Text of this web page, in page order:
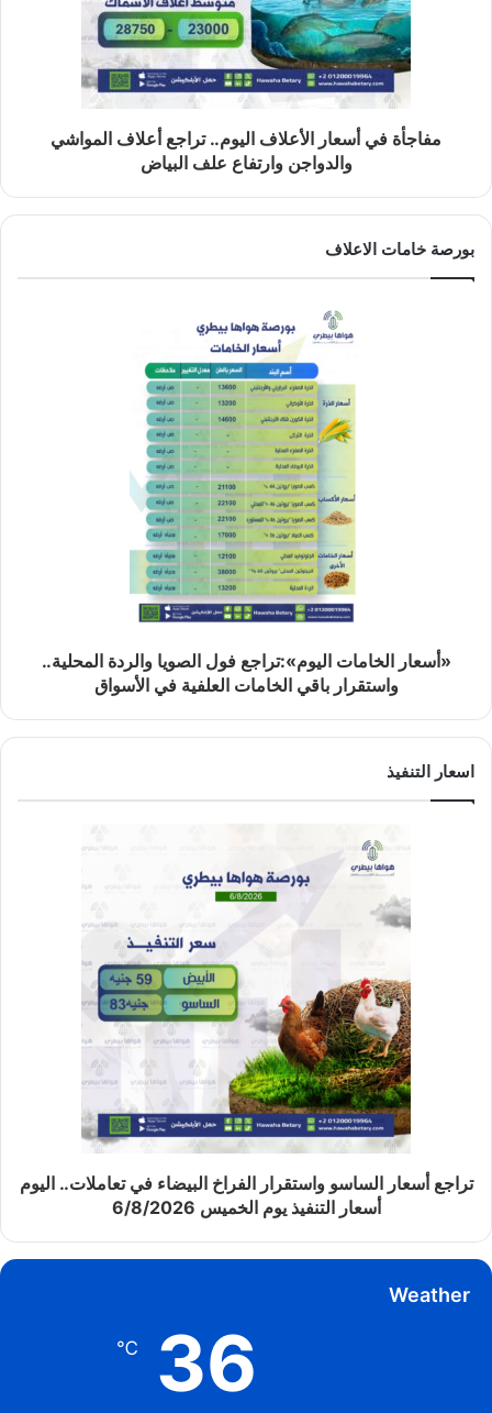
مفاجأة في أسعار الأعلاف اليوم.. تراجع أعلاف المواشي
والدواجن وارتفاع علف البياض
بورصة خامات الاعلاف
«أسعار الخامات اليوم»:تراجع فول الصويا والردة المحلية..
واستقرار باقي الخامات العلفية في الأسواق
اسعار التنفيذ
تراجع أسعار الساسو واستقرار الفراخ البيضاء في تعاملات.. اليوم
أسعار التنفيذ يوم الخميس 6/8/2026
Weather
36
℃